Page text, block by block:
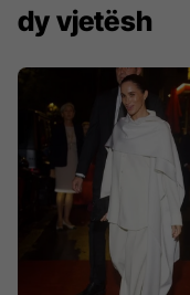
dy vjetësh